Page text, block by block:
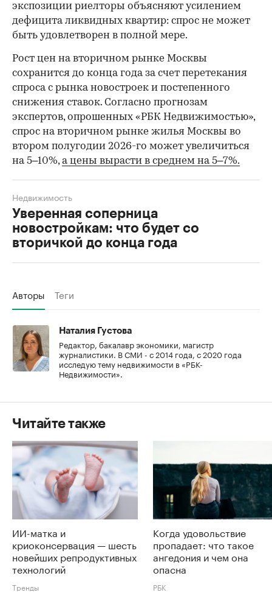
экспозиции риелторы объясняют усилением
дефицита ликвидных квартир: спрос не может
быть удовлетворен в полной мере.
Рост цен на вторичном рынке Москвы
сохранится до конца года за счет перетекания
спроса с рынка новостроек и постепенного
снижения ставок. Согласно прогнозам
экспертов, опрошенных «РБК Недвижимостью»,
спрос на вторичном рынке жилья Москвы во
втором полугодии 2026-го может увеличиться
на 5–10%,а цены вырасти в среднем на 5–7%.
Уверенная соперница
новостройкам: что будет со
вторичкой до конца года
Недвижимость
Авторы Теги
Наталия Густова
Редактор, бакалавр экономики, магистр
журналистики. В СМИ - с 2014 года, с 2020 года
исследую тему недвижимости в «РБК-
Недвижимости».
Читайте также
ИИ-матка и
криоконсервация — шесть
новейших репродуктивных
технологий
Тренды
Когда удовольствие
пропадает: что такое
ангедония и чем она
опасна
РБК